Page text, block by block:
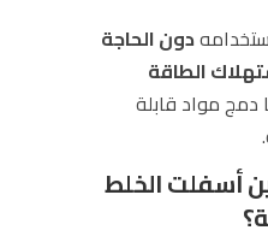
دون الحاجة
الطاقة
دمج مواد قابلة
أسفلت الخلط